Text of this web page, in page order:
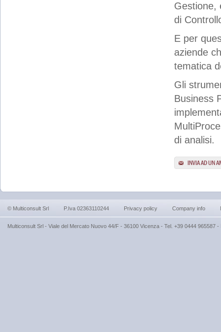
Gestione,
di
E per
aziende
tematica
Gli
Business
di analisi.
INVIA AD UN
© Multiconsult Srl P.Iva 02363110244 Privacy policy Company info
Multiconsult Srl - Viale del Mercato Nuovo 44/F - 36100 Vicenza - Tel. +39 0444 965587